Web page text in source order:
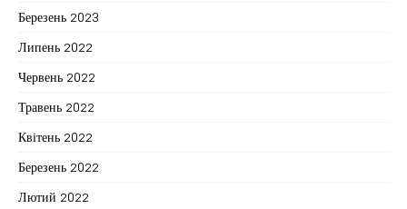
Березень 2023
Липень 2022
Червень 2022
Травень 2022
Квітень 2022
Березень 2022
Лютий 2022